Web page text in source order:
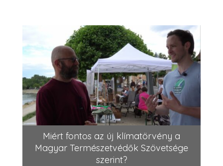
Miért fontos az új klímatörvény a
Magyar Természetvédők Szövetsége
szerint?